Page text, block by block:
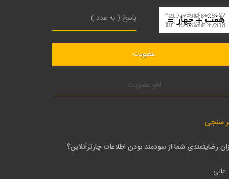
لغو عضویت
سنجی
رضایتمندی شما از سودمند بودن اطلاعات چارترآنلاین؟
عالی